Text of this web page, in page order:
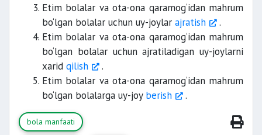
Etim bolalar va ota-ona qaramog‘idan mahrum
bo‘lgan bolalar uchun uy-joylar ajratish
.
Etim bolalar va ota-ona qaramog‘idan mahrum
bo‘lgan bolalar uchun ajratiladigan uy-joylarni
xarid qilish
.
Etim bolalar va ota-ona qaramog‘idan mahrum
bo‘lgan bolalarga uy-joy berish .
bola manfaati